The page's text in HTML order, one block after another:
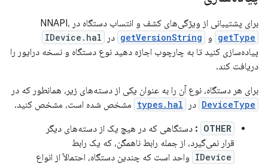
برای پشتیبانی از ویژگی‌های کشف و انتساب دستگاه در NNAPI،
getType و getVersionString در IDevice.hal
پیاده‌سازی کنید تا به چارچوب اجازه دهید نوع دستگاه و نسخه درایور را
دریافت کند.
برای هر دستگاه، نوع آن را به عنوان یکی از دسته‌های زیر، همانطور که در
DeviceType در types.hal مشخص شده است، مشخص کنید.
OTHER
: دستگاهی که در هیچ یک از دسته‌های دیگر
قرار نمی‌گیرد، از جمله رابط ناهمگن، که یک رابط
IDevice واحد است که چندین دستگاه، احتمالاً از انواع